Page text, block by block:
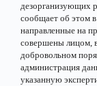
дезорганизующих
сообщает об этом
направленные на
совершены лицом,
добровольном
администрация
указанную